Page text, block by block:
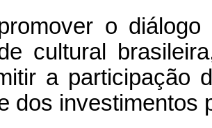
o diálogo
cultural
a participação
dos investimentos